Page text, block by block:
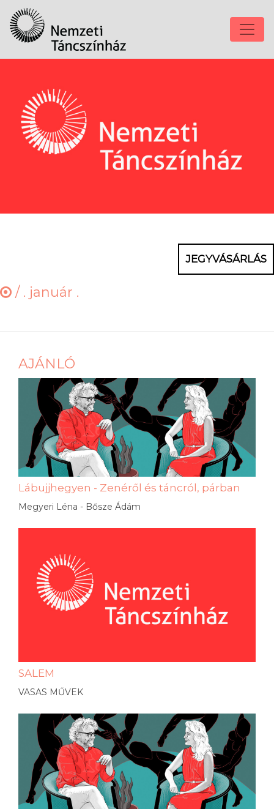
JEGYVÁSÁRLÁS
/ . január .
AJÁNLÓ
Lábujjhegyen - Zenéről és táncról, párban
Megyeri Léna - Bősze Ádám
SALEM
VASAS MŰVEK